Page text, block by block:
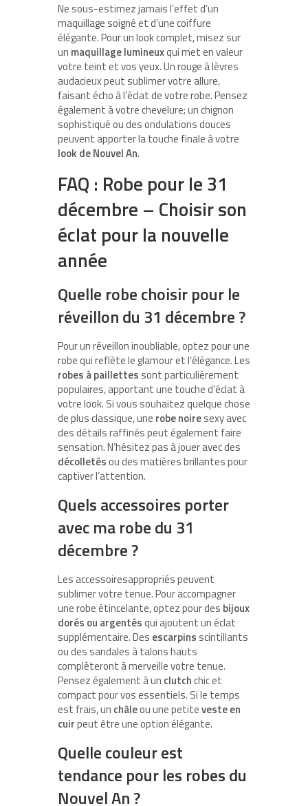
Ne sous-estimez jamais l’effet d’un
maquillage soigné et d’une coiffure
élégante. Pour un look complet, misez sur
un maquillage lumineuxqui met en valeur
votre teint et vos yeux. Un rouge à lèvres
audacieux peut sublimer votre allure,
faisant écho à l’éclat de votre robe. Pensez
également à votre chevelure; un chignon
sophistiqué ou des ondulations douces
peuvent apporter la touche finale à votre
look de Nouvel An.
FAQ : Robe pour le 31
décembre – Choisir son
éclat pour la nouvelle
année
Quelle robe choisir pour le
réveillon du 31 décembre ?
Pour un réveillon inoubliable, optez pour une
robe qui reflète le glamour et l’élégance. Les
robes à paillettes sont particulièrement
populaires, apportant une touche d’éclat à
votre look. Si vous souhaitez quelque chose
de plus classique, une robe noiresexy avec
des détails raffinés peut également faire
sensation. N’hésitez pas à jouer avec des
décolletésou des matières brillantes pour
captiver l’attention.
Quels accessoires porter
avec ma robe du 31
décembre ?
Les accessoiresappropriés peuvent
sublimer votre tenue. Pour accompagner
une robe étincelante, optez pour des bijoux
dorés ou argentésqui ajoutent un éclat
supplémentaire. Des escarpins scintillants
ou des sandales à talons hauts
complèteront à merveille votre tenue.
Pensez également à un clutchchic et
compact pour vos essentiels. Si le temps
est frais, un châleou une petiteveste en
cuirpeut être une option élégante.
Quelle couleur est
tendance pour les robes du
Nouvel An ?